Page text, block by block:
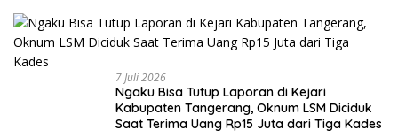
7 Juli 2026
Ngaku Bisa Tutup Laporan di Kejari
Kabupaten Tangerang, Oknum LSM Diciduk
Saat Terima Uang Rp15 Juta dari Tiga Kades